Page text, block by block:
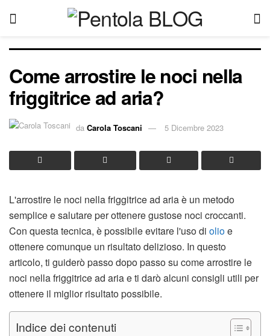
Come arrostire le noci nella
friggitrice ad aria?
da Carola Toscani 5 Dicembre 2023
L'arrostire le noci nella friggitrice ad aria è un metodo
semplice e salutare per ottenere gustose noci croccanti.
Con questa tecnica, è possibile evitare l'uso di olioe
ottenere comunque un risultato delizioso. In questo
articolo, ti guiderò passo dopo passo su come arrostire le
noci nella friggitrice ad aria e ti darò alcuni consigli utili per
ottenere il miglior risultato possibile.
Indice dei contenuti